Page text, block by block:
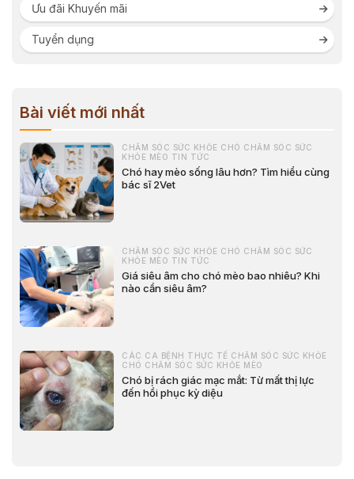
Ưu đãi Khuyến mãi
Tuyển dụng
Bài viết mới nhất
CHĂM SÓC SỨC KHỎE CHÓ CHĂM SÓC SỨC
KHỎE MÈO TIN TỨC
Chó hay mèo sống lâu hơn? Tìm hiểu cùng
bác sĩ 2Vet
CHĂM SÓC SỨC KHỎE CHÓ CHĂM SÓC SỨC
KHỎE MÈO TIN TỨC
Giá siêu âm cho chó mèo bao nhiêu? Khi
nào cần siêu âm?
CÁC CA BỆNH THỰC TẾ CHĂM SÓC SỨC KHỎE
CHÓ CHĂM SÓC SỨC KHỎE MÈO
Chó bị rách giác mạc mắt: Từ mất thị lực
đến hồi phục kỳ diệu